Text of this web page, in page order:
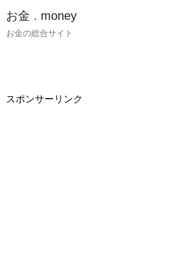
お金 . money
お金の総合サイト
スポンサーリンク